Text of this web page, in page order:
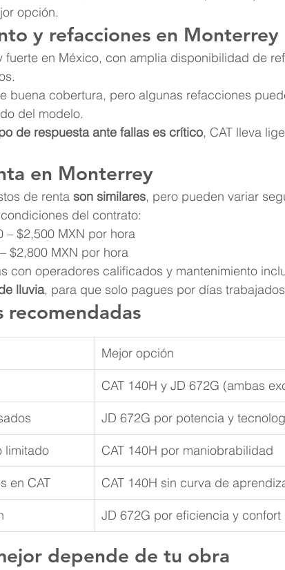
opción.
y refacciones en Monterrey
en México, con amplia disponibilidad de
buena cobertura, pero algunas refacciones
del modelo.
de respuesta ante fallas es crítico, CAT lleva
en Monterrey
de renta son similares, pero pueden variar
del contrato:
– $2,500 MXN por hora
$2,800 MXN por hora
con operadores calificados y mantenimiento
lluvia, para que solo pagues por días
recomendadas
Mejor opción
CAT 140H y JD 672G (ambas
JD 672G por potencia y
limitado CAT 140H por maniobrabilidad
en CAT CAT 140H sin curva de
JD 672G por eficiencia y confort
depende de tu obra